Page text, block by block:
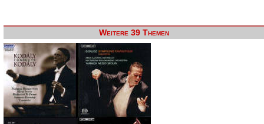
Weitere 39 Themen